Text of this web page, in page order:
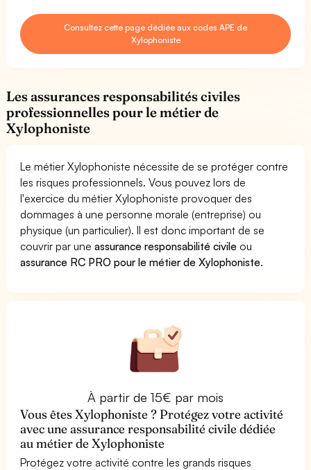
Consultez cette page dédiée aux codes APE de
Xylophoniste
Les assurances responsabilités civiles
professionnelles pour le métier de
Xylophoniste
Le métier Xylophoniste nécessite de se protéger contre
les risques professionnels. Vous pouvez lors de
l'exercice du métier Xylophoniste provoquer des
dommages à une personne morale (entreprise) ou
physique (un particulier). Il est donc important de se
couvrir par uneassurance responsabilité civile ou
assurance RC PRO pour le métier de Xylophoniste.
À partir de 15€ par mois
Vous êtes Xylophoniste ? Protégez votre activité
avec une assurance responsabilité civile dédiée
au métier de Xylophoniste
Protégez votre activité contre les grands risques